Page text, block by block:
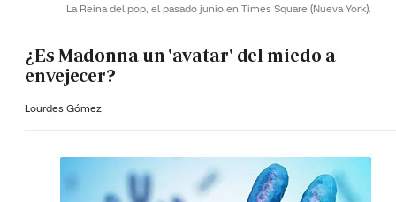
La Reina del pop, el pasado junio en Times Square (Nueva York).
¿Es Madonna un 'avatar' del miedo a
envejecer?
Lourdes Gómez